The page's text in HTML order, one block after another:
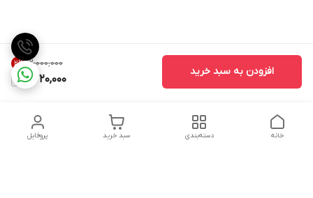
۱۲٬۰۰۰٬۰۰۰ 2%
11,720,000
افزودن به سبد خرید
پروفایل سبد خرید دسته‌بندی خانه